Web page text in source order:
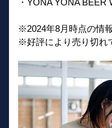
・YONA YONA BEER
※2024年8月時点の情報
※好評により売り切れ